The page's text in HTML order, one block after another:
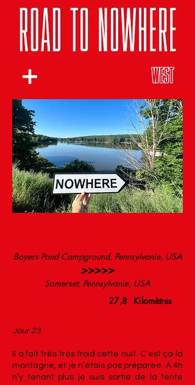
WEST
Boyers Pond Campground, Pennsylvanie, USA
>>>>>
Somerset, Pennsylvanie, USA
27,8
Kilomètres
Jour 23
Il a fait très très froid cette nuit. C’est ça la
montagne, et je n’étais pas préparée. À 4h
n’y tenant plus je suis sortie de la tente